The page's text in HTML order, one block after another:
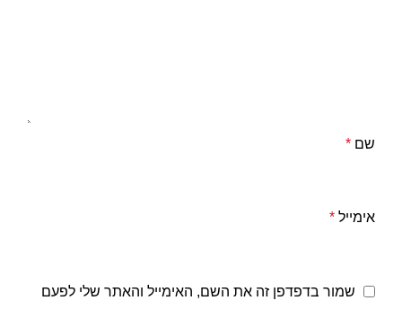
שם *
אימייל *
שמור בדפדפן זה את השם, האימייל והאתר שלי לפעם